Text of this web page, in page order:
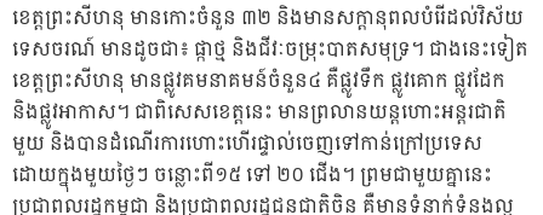
ខេត្តព្រះសីហនុ មានកោះចំនួន ៣២ និងមានសក្ដានុពលបំរើដល់វិស័យ
ទេសចរណ៍ មានដូចជា៖ ផ្កាថ្ម និងជីវៈចម្រុះបាតសមុទ្រ។ ជាងនេះទៀត
ខេត្តព្រះសីហនុ មានផ្លូវគមនាគមន៍ចំនួន៤ គឺផ្លូវទឹក ផ្លូវគោក ផ្លូវដែក
និងផ្លូវអាកាស។ ជាពិសេសខេត្តនេះ មានព្រលានយន្តហោះអន្តរជាតិ
មួយ និងបានដំណើរការហោះហើរផ្ទាល់ចេញទៅកាន់ក្រៅប្រទេស
ដោយក្នុងមួយថ្ងៃៗ ចន្លោះពី១៥ ទៅ ២០ ជើង។ ព្រមជាមួយគ្នានេះ
ប្រជាពលរដ្ឋកម្ពុជា និងប្រជាពលរដ្ឋជនជាតិចិន គឺមានទំនាក់ទំនងល្អ